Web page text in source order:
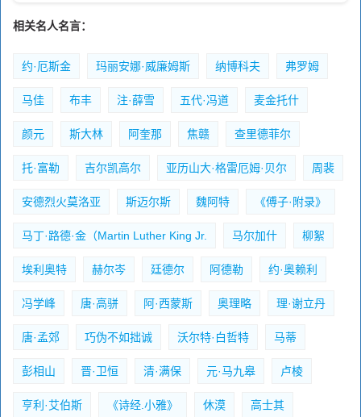
相关名人名言：
约·厄斯金 玛丽安娜·威廉姆斯 纳博科夫 弗罗姆
马佳 布丰 注·薛雪 五代·冯道 麦金托什
颜元 斯大林 阿奎那 焦赣 查里德菲尔
托·富勒 吉尔凯高尔 亚历山大·格雷厄姆·贝尔 周裴
安德烈火莫洛亚 斯迈尔斯 魏阿特 《傅子·附录》
马丁·路德·金（Martin Luther King Jr. 马尔加什 柳絮
埃利奥特 赫尔岑 廷德尔 阿德勒 约·奥赖利
冯学峰 唐·高骈 阿·西蒙斯 奥理略 理·谢立丹
唐·孟郊 巧伪不如拙诚 沃尔特·白哲特 马蒂
彭相山 晋·卫恒 清·满保 元·马九皋 卢棱
亨利·艾伯斯 《诗经.小雅》 休漠 高士其